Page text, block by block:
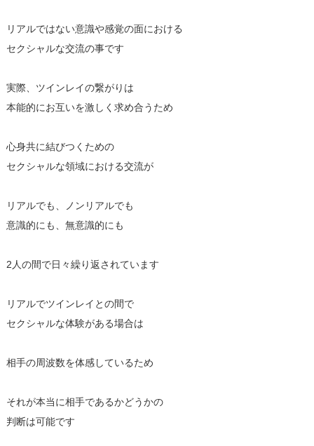
リアルではない意識や感覚の面における
セクシャルな交流の事です
実際、ツインレイの繋がりは
本能的にお互いを激しく求め合うため
心身共に結びつくための
セクシャルな領域における交流が
リアルでも、ノンリアルでも
意識的にも、無意識的にも
2人の間で日々繰り返されています
リアルでツインレイとの間で
セクシャルな体験がある場合は
相手の周波数を体感しているため
それが本当に相手であるかどうかの
判断は可能です